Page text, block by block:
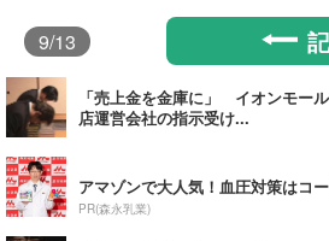
9/13
「売上金を金庫に」 イオンモー
店運営会社の指示受け...
アマゾンで大人気！血圧対策はコ
PR(森永乳業)